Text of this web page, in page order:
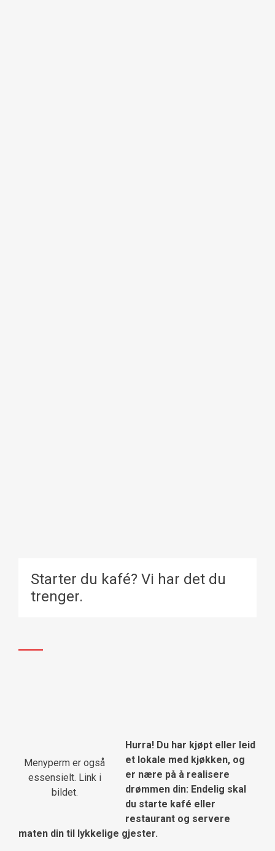
Starter du kafé? Vi har det du
trenger.
Menyperm er også
essensielt. Link i
bildet.
Hurra! Du har kjøpt eller leid
et lokale med kjøkken, og
er nære på å realisere
drømmen din: Endelig skal
du starte kafé eller
restaurant og servere
maten din til lykkelige gjester.